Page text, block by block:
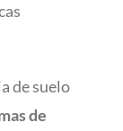
de suelo
de